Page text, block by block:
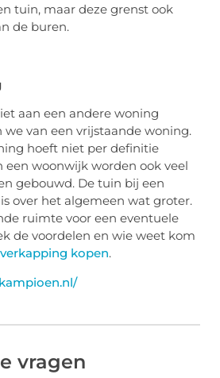
tuin, maar deze grenst ook
de buren.
aan een andere woning
we van een vrijstaande woning.
hoeft niet per definitie
een woonwijk worden ook veel
gebouwd. De tuin bij een
over het algemeen wat groter.
ruimte voor een eventuele
de voordelen en wie weet kom
kopen.
vragen